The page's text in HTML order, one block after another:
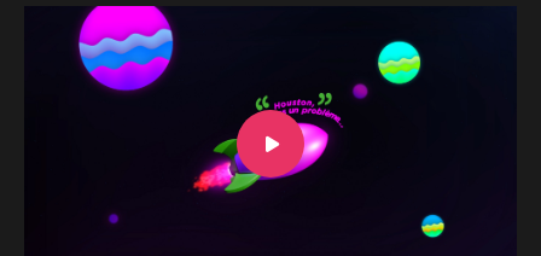
Lecteur